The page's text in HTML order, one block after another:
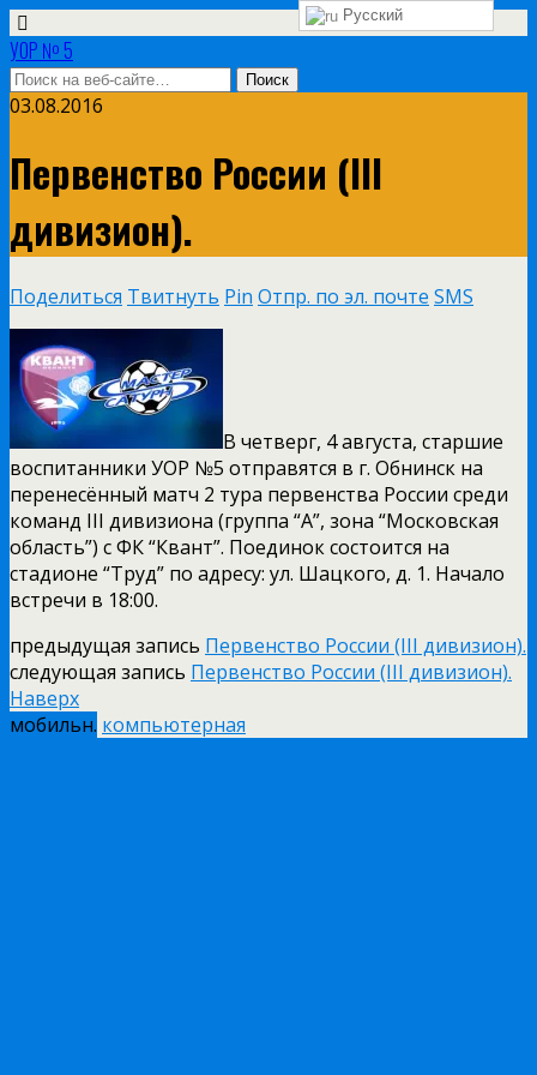
УОР № 5
03.08.2016
Первенство России (III
дивизион).
Поделиться Твитнуть Pin Отпр. по эл. почте SMS
В четверг, 4 августа, старшие
воспитанники УОР №5 отправятся в г. Обнинск на
перенесённый матч 2 тура первенства России среди
команд III дивизиона (группа “А”, зона “Московская
область”) с ФК “Квант”. Поединок состоится на
стадионе “Труд” по адресу: ул. Шацкого, д. 1. Начало
встречи в 18:00.
предыдущая запись Первенство России (III дивизион).
следующая запись Первенство России (III дивизион).
Русский
Наверх
мобильн. компьютерная